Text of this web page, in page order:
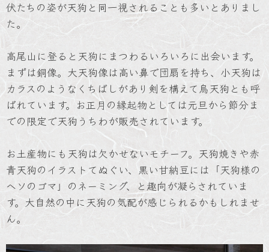
伏たちの姿が天狗と同一視されることも多いとありまし
た。
高尾山に登ると天狗にまつわるいろいろに出会います。
まずは銅像。大天狗像は高い鼻で団扇を持ち、小天狗は
カラスのようなくちばしがあり剣を構えて烏天狗とも呼
ばれています。お正月の縁起物としては元旦から節分ま
での限定で天狗うちわが販売されています。
お土産物にも天狗は欠かせないモチーフ。天狗焼きや赤
青天狗のイラストてぬぐい、黒い甘納豆には「天狗様の
ヘソのゴマ」のネーミング、と趣向が凝らされていま
す。大自然の中に天狗の気配が感じられるかもしれませ
ん。